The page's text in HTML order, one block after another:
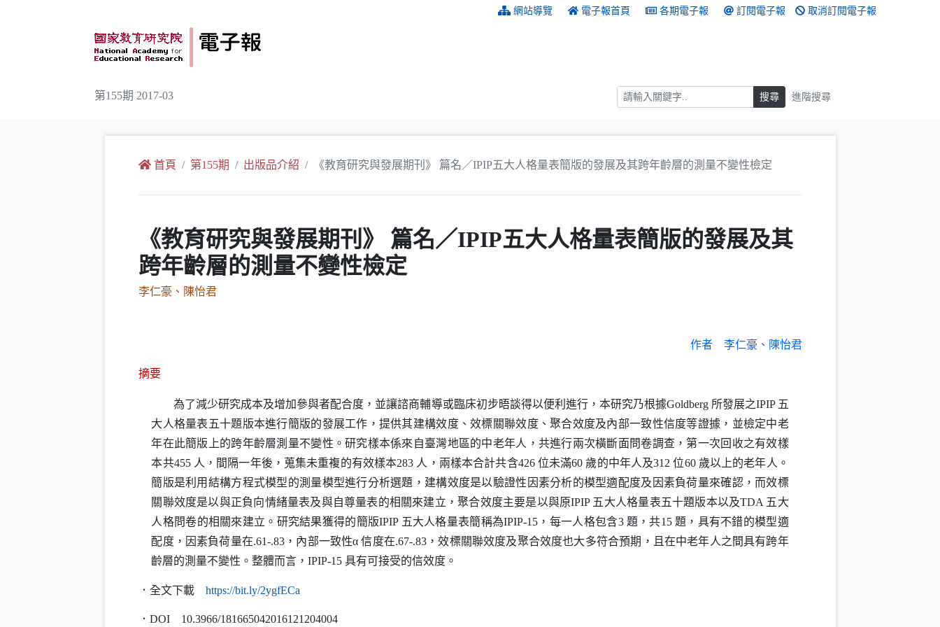
網站導覽 電子報首頁 各期電子報 訂閱電子報 取消訂閱電子報
第155期 2017-03 搜尋 搜尋 進階搜尋
首頁 第155期 出版品介紹 《教育研究與發展期刊》 篇名／IPIP五大人格量表簡版的發展及其跨年齡層的測量不變性檢定
《教育研究與發展期刊》 篇名／IPIP五大人格量表簡版的發展及其
跨年齡層的測量不變性檢定
李仁豪、陳怡君
作者 李仁豪、陳怡君
摘要
為了減少研究成本及增加參與者配合度，並讓諮商輔導或臨床初步晤談得以便利進行，本研究乃根據Goldberg 所發展之IPIP 五
大人格量表五十題版本進行簡版的發展工作，提供其建構效度、效標關聯效度、聚合效度及內部一致性信度等證據，並檢定中老
年在此簡版上的跨年齡層測量不變性。研究樣本係來自臺灣地區的中老年人，共進行兩次橫斷面問卷調查，第一次回收之有效樣
本共455 人，間隔一年後，蒐集未重複的有效樣本283 人，兩樣本合計共含426 位未滿60 歲的中年人及312位60 歲以上的老年人。
簡版是利用結構方程式模型的測量模型進行分析選題，建構效度是以驗證性因素分析的模型適配度及因素負荷量來確認，而效標
關聯效度是以與正負向情緒量表及與自尊量表的相關來建立，聚合效度主要是以與原IPIP 五大人格量表五十題版本以及TDA 五大
人格問卷的相關來建立。研究結果獲得的簡版IPIP 五大人格量表簡稱為IPIP-15 ，每一人格包含3 題，共15題，具有不錯的模型適
配度，因素負荷量在.61-.83 ，內部一致性α 信度在.67-.83，效標關聯效度及聚合效度也大多符合預期，且在中老年人之間具有跨年
齡層的測量不變性。整體而言，IPIP-15具有可接受的信效度。
．全文下載 https://bit.ly/2ygfECa（另開新視窗）
． DOI 10.3966/181665042016121204004